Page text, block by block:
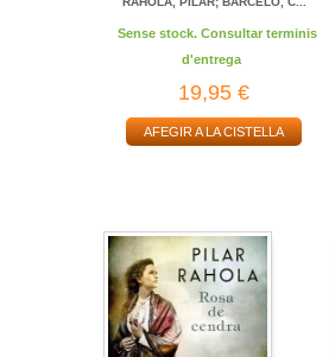
Sense stock. Consultar terminis
d'entrega
19,95 €
AFEGIR A LA CISTELLA